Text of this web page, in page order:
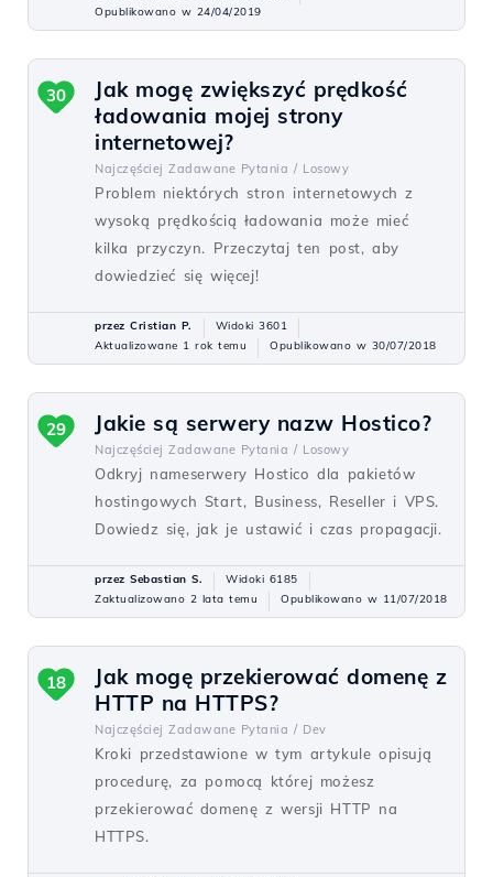
Opublikowano w 24/04/2019
Jak mogę zwiększyć prędkość
ładowania mojej strony
internetowej?
Najczęściej Zadawane Pytania / Losowy
Problem niektórych stron internetowych z
wysoką prędkością ładowania może mieć
kilka przyczyn. Przeczytaj ten post, aby
dowiedzieć się więcej!
30
przez Cristian P.
Widoki 3601
Aktualizowane 1 rok temu
Opublikowano w 30/07/2018
Jakie są serwery nazw Hostico?
Najczęściej Zadawane Pytania / Losowy
Odkryj nameserwery Hostico dla pakietów
hostingowych Start, Business, Reseller i VPS.
Dowiedz się, jak je ustawić i czas propagacji.
29
przez Sebastian S.
Widoki 6185
Zaktualizowano 2 lata temu
Opublikowano w 11/07/2018
Jak mogę przekierować domenę z
HTTP na HTTPS?
Najczęściej Zadawane Pytania / Dev
Kroki przedstawione w tym artykule opisują
procedurę, za pomocą której możesz
przekierować domenę z wersji HTTP na
HTTPS.
18